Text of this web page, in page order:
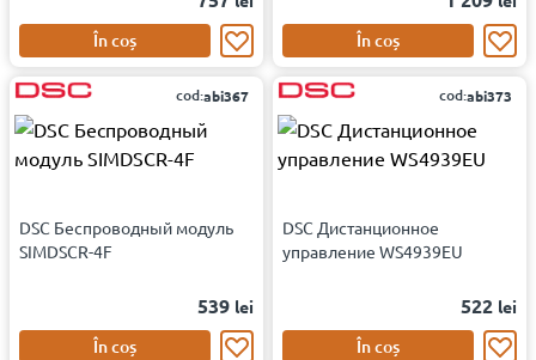
În coș În coș
cod:abi367
DSC Беспроводный модуль
SIMDSCR-4F
539 lei
În coș
cod:abi373
DSC Дистанционное
управление WS4939EU
522 lei
În coș